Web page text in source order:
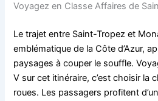
Voyagez en Classe Affaires de
Le trajet entre Saint-Tropez et
emblématique de la Côte d’Azur,
paysages à couper le souffle.
V sur cet itinéraire, c’est choisir la
roues. Les passagers profitent